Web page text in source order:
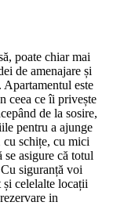
poate chiar mai
de amenajare și
este
ceea ce îi privește
de la sosire,
pentru a ajunge
cu schițe, cu mici
asigure că totul
siguranță voi
și celelalte locații
in